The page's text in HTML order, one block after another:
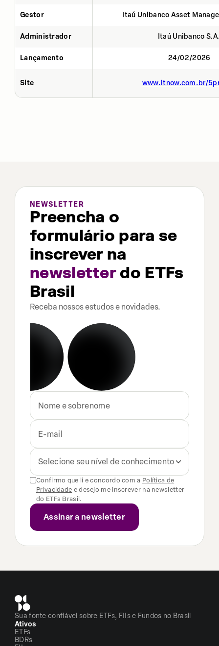
Gestor Itaú Unibanco Asset
Administrador Itaú Unibanco
Lançamento 24/02/2026
Site www.itnow.com.br/
NEWSLETTER
Preencha o
formulário para se
inscrever na
newsletterdo ETFs
Brasil
Receba nossos estudos e novidades.
Selecione seu nível de conhecimento
Confirmo que li e concordo com a Política de
Privacidade e desejo me inscrever na newsletter
do ETFs Brasil.
Sua fonte confiável sobre ETFs, FIIs e Fundos no Brasil
Ativos
ETFs
BDRs